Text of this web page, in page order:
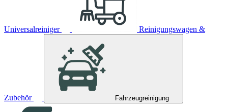
Universalreiniger Reinigungswagen &
Zubehör Fahrzeugreinigung